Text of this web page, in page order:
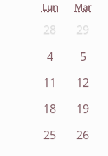
Lun Mar
28 29
4
5
11
12
18
19
25
26